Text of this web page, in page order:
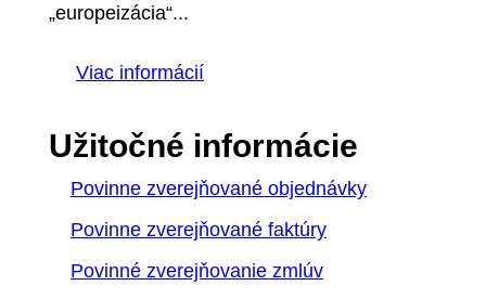
„europeizácia“...
Viac informácií
Užitočné informácie
Povinne zverejňované objednávky
Povinne zverejňované faktúry
Povinné zverejňovanie zmlúv